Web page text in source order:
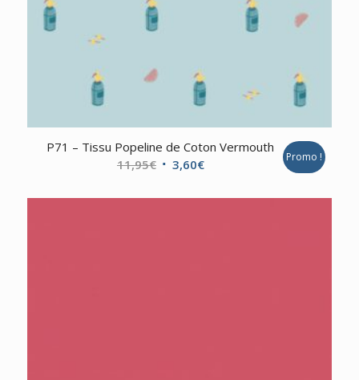
P71 – Tissu Popeline de Coton Vermouth
11,95€ Le
initial
3,60€Le
actuel
Promo !